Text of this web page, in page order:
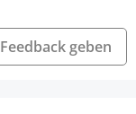
Feedback geben